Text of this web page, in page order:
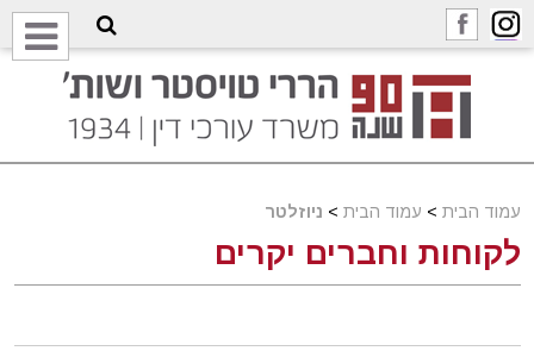
עמוד הבית > עמוד הבית > ניוזלטר
לקוחות וחברים יקרים